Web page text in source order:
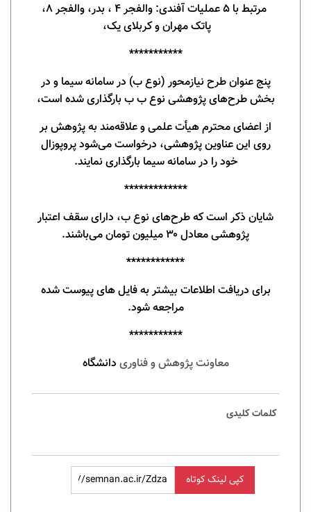
مرتبط با 5 عملیات آفندی: والفجر 4 ، بدر، والفجر 8،
پاتک مهران و کربلای یک،
***********
پنج عنوان طرح نیازمحور (نوع ب) در سامانه سیما و در
بخش طرح‌های پژوهشی نوع ب ب بارگذاری شده است،
از اعضای محترم هیأت علمی و علاقه‌مند به پژوهش بر
روی این عناوین پژوهشی، درخواست می‌شود پروپوزال
خود را در سامانه سیما بارگذاری نمایند.
*************
شایان ذکر است که طرح‌های نوع ب، دارای سقف اعتبار
پژوهشی معادل ۳۰ میلیون تومان می‌باشند.
************
برای دریافت اطلاعات بیشتر به فایل های پیوست شده
مراجعه شود.
***********
معاونت پژوهش و فناوری دانشگاه
کلمات کلیدی
کپی لینک کوتاه